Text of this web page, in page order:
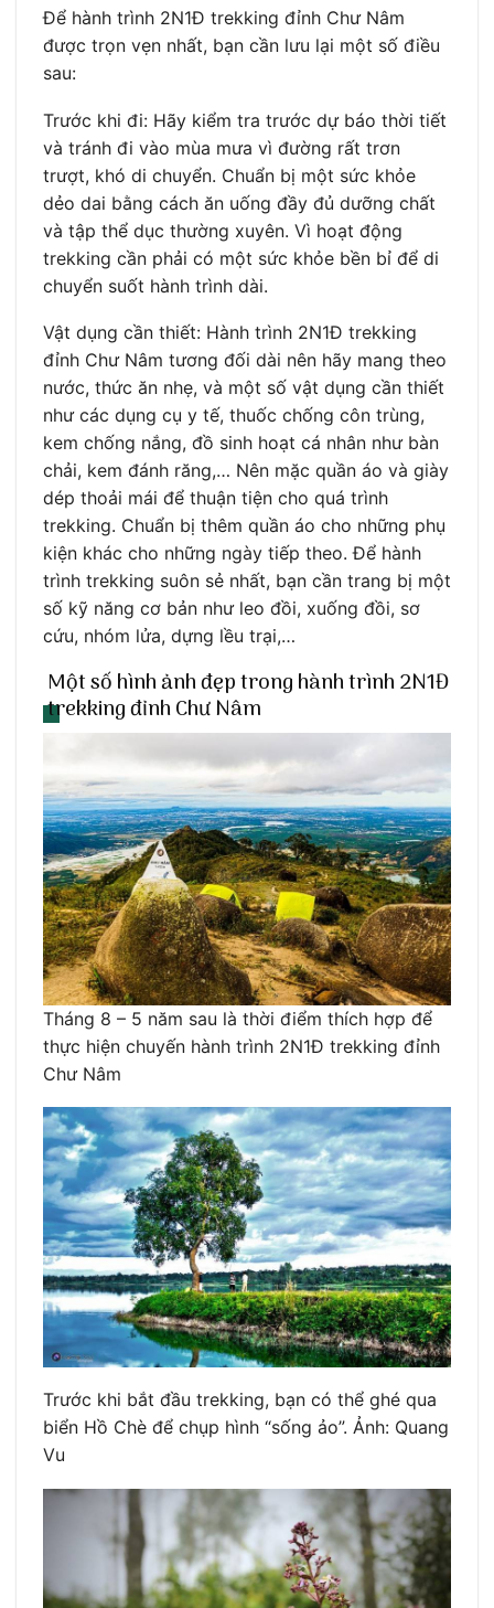
Để hành trình 2N1Đ trekking đỉnh Chư Nâm
được trọn vẹn nhất, bạn cần lưu lại một số điều
sau:
Trước khi đi: Hãy kiểm tra trước dự báo thời tiết
và tránh đi vào mùa mưa vì đường rất trơn
trượt, khó di chuyển. Chuẩn bị một sức khỏe
dẻo dai bằng cách ăn uống đầy đủ dưỡng chất
và tập thể dục thường xuyên. Vì hoạt động
trekking cần phải có một sức khỏe bền bỉ để di
chuyển suốt hành trình dài.
Vật dụng cần thiết: Hành trình 2N1Đ trekking
đỉnh Chư Nâm tương đối dài nên hãy mang theo
nước, thức ăn nhẹ, và một số vật dụng cần thiết
như các dụng cụ y tế, thuốc chống côn trùng,
kem chống nắng, đồ sinh hoạt cá nhân như bàn
chải, kem đánh răng,… Nên mặc quần áo và giày
dép thoải mái để thuận tiện cho quá trình
trekking. Chuẩn bị thêm quần áo cho những phụ
kiện khác cho những ngày tiếp theo. Để hành
trình trekking suôn sẻ nhất, bạn cần trang bị một
số kỹ năng cơ bản như leo đồi, xuống đồi, sơ
cứu, nhóm lửa, dựng lều trại,…
Một số hình ảnh đẹp trong hành trình 2N1Đ
trekking đỉnh Chư Nâm
Tháng 8 – 5 năm sau là thời điểm thích hợp để
thực hiện chuyến hành trình 2N1Đ trekking đỉnh
Chư Nâm
Trước khi bắt đầu trekking, bạn có thể ghé qua
biển Hồ Chè để chụp hình “sống ảo”. Ảnh: Quang
Vu